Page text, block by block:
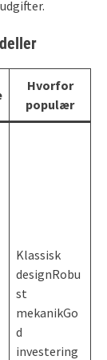
Hvorfor
populær
Klassisk
designRobu
st
mekanikGo
d
investering